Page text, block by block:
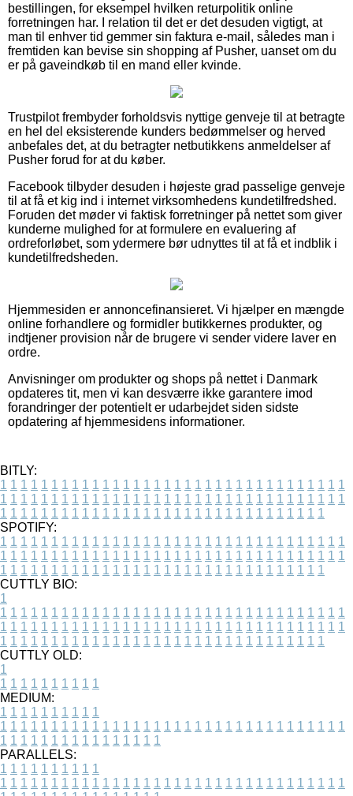
bestillingen, for eksempel hvilken returpolitik online
forretningen har. I relation til det er det desuden vigtigt, at
man til enhver tid gemmer sin faktura e-mail, således man i
fremtiden kan bevise sin shopping af Pusher, uanset om du
er på gaveindkøb til en mand eller kvinde.
Trustpilot frembyder forholdsvis nyttige genveje til at betragte
en hel del eksisterende kunders bedømmelser og herved
anbefales det, at du betragter netbutikkens anmeldelser af
Pusher forud for at du køber.
Facebook tilbyder desuden i højeste grad passelige genveje
til at få et kig ind i internet virksomhedens kundetilfredshed.
Foruden det møder vi faktisk forretninger på nettet som giver
kunderne mulighed for at formulere en evaluering af
ordreforløbet, som ydermere bør udnyttes til at få et indblik i
kundetilfredsheden.
Hjemmesiden er annoncefinansieret. Vi hjælper en mængde
online forhandlere og formidler butikkernes produkter, og
indtjener provision når de brugere vi sender videre laver en
ordre.
Anvisninger om produkter og shops på nettet i Danmark
opdateres tit, men vi kan desværre ikke garantere imod
forandringer der potentielt er udarbejdet siden sidste
opdatering af hjemmesidens informationer.
BITLY:
1 1 1 1 1 1 1 1 1 1 1 1 1 1 1 1 1 1 1 1 1 1 1 1 1 1 1 1 1 1 1 1 1 1
1 1 1 1 1 1 1 1 1 1 1 1 1 1 1 1 1 1 1 1 1 1 1 1 1 1 1 1 1 1 1 1 1 1
1 1 1 1 1 1 1 1 1 1 1 1 1 1 1 1 1 1 1 1 1 1 1 1 1 1 1 1 1 1 1 1
SPOTIFY:
1 1 1 1 1 1 1 1 1 1 1 1 1 1 1 1 1 1 1 1 1 1 1 1 1 1 1 1 1 1 1 1 1 1
1 1 1 1 1 1 1 1 1 1 1 1 1 1 1 1 1 1 1 1 1 1 1 1 1 1 1 1 1 1 1 1 1 1
1 1 1 1 1 1 1 1 1 1 1 1 1 1 1 1 1 1 1 1 1 1 1 1 1 1 1 1 1 1 1 1
CUTTLY BIO:
1
1 1 1 1 1 1 1 1 1 1 1 1 1 1 1 1 1 1 1 1 1 1 1 1 1 1 1 1 1 1 1 1 1 1
1 1 1 1 1 1 1 1 1 1 1 1 1 1 1 1 1 1 1 1 1 1 1 1 1 1 1 1 1 1 1 1 1 1
1 1 1 1 1 1 1 1 1 1 1 1 1 1 1 1 1 1 1 1 1 1 1 1 1 1 1 1 1 1 1 1
CUTTLY OLD:
1
1 1 1 1 1 1 1 1 1 1
MEDIUM:
1 1 1 1 1 1 1 1 1 1
1 1 1 1 1 1 1 1 1 1 1 1 1 1 1 1 1 1 1 1 1 1 1 1 1 1 1 1 1 1 1 1 1 1
1 1 1 1 1 1 1 1 1 1 1 1 1 1 1 1
PARALLELS:
1 1 1 1 1 1 1 1 1 1
1 1 1 1 1 1 1 1 1 1 1 1 1 1 1 1 1 1 1 1 1 1 1 1 1 1 1 1 1 1 1 1 1 1